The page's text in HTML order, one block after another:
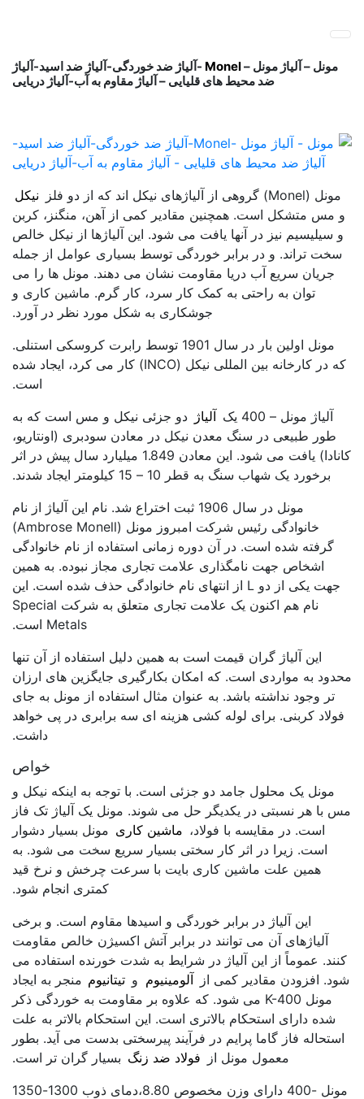
مونل – آلیاژ مونل –Monel -آلیاژ ضد خوردگی-آلیاژ ضد اسید-آلیاژ
ضد محیط های قلیایی – آلیاژ مقاوم به آب-آلیاژ دریایی
مونل (Monel) گروهی از آلیاژهای نیکل اند که از دو فلز
نیکل
و مس متشکل است. همچنین مقادیر کمی از آهن، منگنز، کربن
و سیلیسیم نیز در آنها یافت می شود. این آلیاژها از نیکل خالص
سخت تراند. و در برابر خوردگی توسط بسیاری عوامل از جمله
جریان سریع آب دریا مقاومت نشان می دهند. مونل ها را می
توان به راحتی به کمک کار سرد، کار گرم. ماشین کاری و
جوشکاری به شکل مورد نظر در آورد.
مونل اولین بار در سال 1901 توسط رابرت کروسکی استنلی.
که در کارخانه بین المللی نیکل (INCO) کار می کرد، ایجاد شده
است.
آلیاژ مونل – 400 یک
آلیاژ دو جزئی نیکل و مس است که به
طور طبیعی در سنگ معدن نیکل در معادن سودبری (اونتاریو،
کانادا) یافت می شود. این معادن 1.849 میلیارد سال پیش در اثر
برخورد یک شهاب سنگ به قطر 10 – 15 کیلومتر ایجاد شدند.
مونل در سال 1906 ثبت اختراع شد. نام این آلیاژ از نام
خانوادگی رئیس شرکت امبروز مونل (Ambrose Monell)
گرفته شده است. در آن دوره زمانی استفاده از نام خانوادگی
اشخاص جهت نامگذاری علامت تجاری مجاز نبوده. به همین
جهت یکی از دو L از انتهای نام خانوادگی حذف شده است. این
نام هم اکنون یک علامت تجاری متعلق به شرکت Special
Metals است.
این آلیاژ گران قیمت است به همین دلیل استفاده از آن تنها
محدود به مواردی است. که امکان بکارگیری جایگزین های ارزان
تر وجود نداشته باشد. به عنوان مثال استفاده از مونل به جای
فولاد کربنی. برای لوله کشی هزینه ای سه برابری در پی خواهد
داشت.
خواص
مونل یک محلول جامد دو جزئی است. با توجه به اینکه نیکل و
مس با هر نسبتی در یکدیگر حل می شوند. مونل یک آلیاژ تک فاز
است. در مقایسه با فولاد، ماشین کاری مونل بسیار دشوار
است. زیرا در اثر کار سختی بسیار سریع سخت می شود. به
همین علت ماشین کاری بایت با سرعت چرخش و نرخ قید
کمتری انجام شود.
این آلیاژ در برابر خوردگی و اسیدها مقاوم است. و برخی
آلیاژهای آن می توانند در برابر آتش اکسیژن خالص مقاومت
کنند. عموماً از این آلیاژ در شرایط به شدت خورنده استفاده می
شود. افزودن مقادیر کمی از
آلومینیوم و تیتانیوم منجر به ایجاد
مونل K-400 می شود. که علاوه بر مقاومت به خوردگی ذکر
شده دارای استحکام بالاتری است. این استحکام بالاتر به علت
استحاله فاز گاما پرایم در فرآیند پیرسختی بدست می آید. بطور
معمول مونل از
فولاد ضد زنگ بسیار گران تر است.
مونل -400 دارای وزن مخصوص 8.80،دمای ذوب 1300-1350